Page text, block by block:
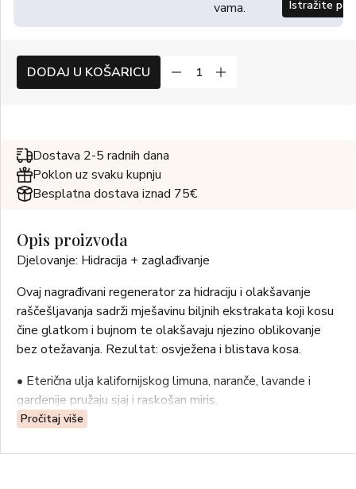
vama.
Istražite
DODAJ U KOŠARICU
Dostava 2-5 radnih dana
Poklon uz svaku kupnju
Besplatna dostava iznad 75€
Opis proizvoda
Djelovanje: Hidracija + zaglađivanje
Ovaj nagrađivani regenerator za hidraciju i olakšavanje
raščešljavanja sadrži mješavinu biljnih ekstrakata koji kosu
čine glatkom i bujnom te olakšavaju njezino oblikovanje
bez otežavanja. Rezultat: osvježena i blistava kosa.
• Eterična ulja kalifornijskog limuna, naranče, lavande i
gardenije pružaju sjaj i raskošan miris.
• Regenerira i raspliće neukrotivu kosu te je čini
• Hranjiva mješavina afričkog shea maslaca, pšeničnih klica i
Pročitaj više